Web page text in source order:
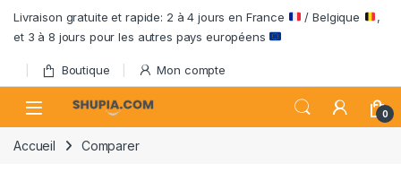
Livraison gratuite et rapide: 2 à 4 jours en France / Belgique
,
et 3 à 8 jours pour les autres pays européens
Boutique Mon compte
Open 0
Accueil Comparer